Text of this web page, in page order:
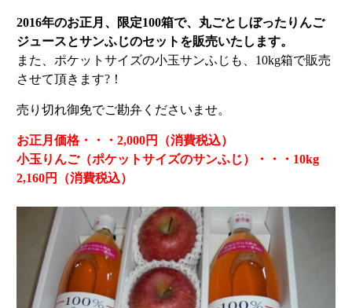
2016年のお正月、限定100箱で、丸ごとしぼったりんご
ジュースとサンふじのセットを販売いたします。
また、ポケットサイズの小玉サンふじも、10kg箱で販売
させて頂きます?！
売り切れ御免でご勘弁くださいませ。
お正月価格・・・2,000円（消費税込）
小玉りんご（ポケットサイズのサンふじ）・・・10kg
2,160円（消費税込）